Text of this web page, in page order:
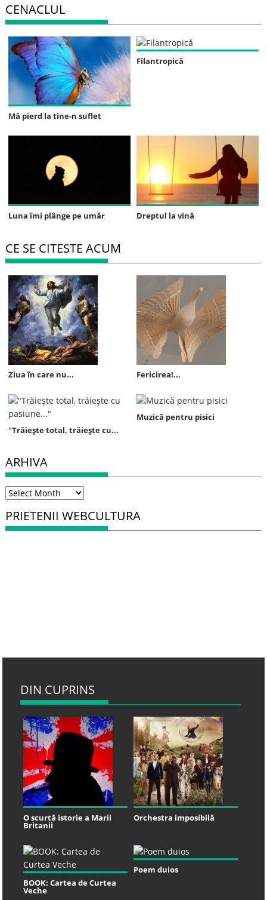
CENACLUL
Mă pierd la tine-n suflet
Filantropică
Luna îmi plânge pe umăr Dreptul la vină
CE SE CITESTE ACUM
Ziua în care nu... Fericirea!...
"Trăieşte total, trăieşte cu...
Muzică pentru pisici
ARHIVA
Arhiva
PRIETENII WEBCULTURA
DIN CUPRINS
O scurtă istorie a Marii
Britanii
Orchestra imposibilă
BOOK: Cartea de Curtea
Veche
Poem duios